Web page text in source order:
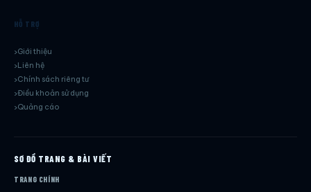
HỖ TRỢ
Giới thiệu
Liên hệ
Chính sách riêng tư
Điều khoản sử dụng
Quảng cáo
SƠ ĐỒ TRANG & BÀI VIẾT
TRANG CHÍNH